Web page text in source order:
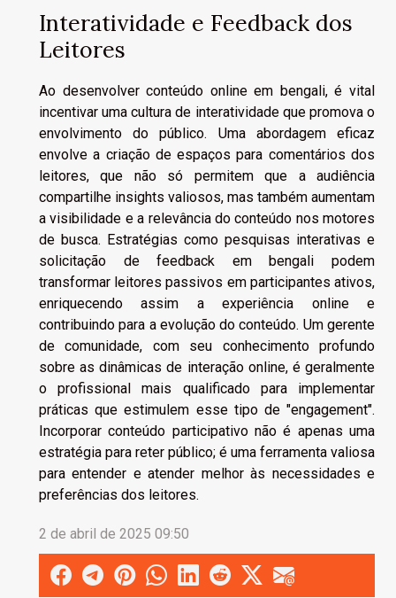
Interatividade e Feedback dos
Leitores
Ao desenvolver conteúdo online em bengali, é vital
incentivar uma cultura de interatividade que promova o
envolvimento do público. Uma abordagem eficaz
envolve a criação de espaços para comentários dos
leitores, que não só permitem que a audiência
compartilhe insights valiosos, mas também aumentam
a visibilidade e a relevância do conteúdo nos motores
de busca. Estratégias como pesquisas interativas e
solicitação de feedback em bengali podem
transformar leitores passivos em participantes ativos,
enriquecendo assim a experiência online e
contribuindo para a evolução do conteúdo. Um gerente
de comunidade, com seu conhecimento profundo
sobre as dinâmicas de interação online, é geralmente
o profissional mais qualificado para implementar
práticas que estimulem esse tipo de "engagement".
Incorporar conteúdo participativo não é apenas uma
estratégia para reter público; é uma ferramenta valiosa
para entender e atender melhor às necessidades e
preferências dos leitores.
2 de abril de 2025 09:50